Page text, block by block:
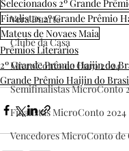
Vera Duarte
Clube da Casa
MicroConto de Ouro 2024
Semifinalistas MicroConto
Finalistas MicroConto 2024
Vencedores MicroConto de
Finalistas 2º Grande Prêmio
Mateus de Novaes Maia
Prêmios Literários
2º Grande Prêmio Haijin do
Grande Prêmio Haijin do